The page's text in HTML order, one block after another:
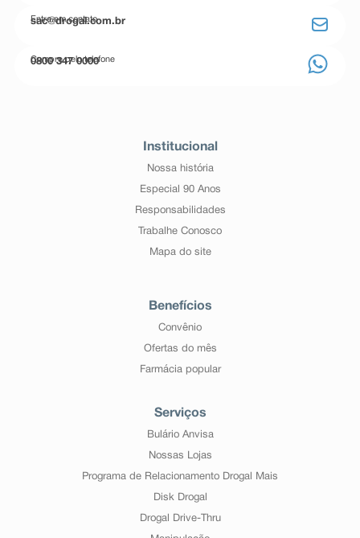
Entre em contato
sac@drogal.com.br
Compre pelo telefone
0800 347 0000
Institucional
Nossa história
Especial 90 Anos
Responsabilidades
Trabalhe Conosco
Mapa do site
Benefícios
Convênio
Ofertas do mês
Farmácia popular
Serviços
Bulário Anvisa
Nossas Lojas
Programa de Relacionamento Drogal Mais
Disk Drogal
Drogal Drive-Thru